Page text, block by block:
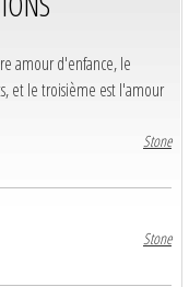
amour d'enfance, le
et le troisième est l'amour
Stone
Stone